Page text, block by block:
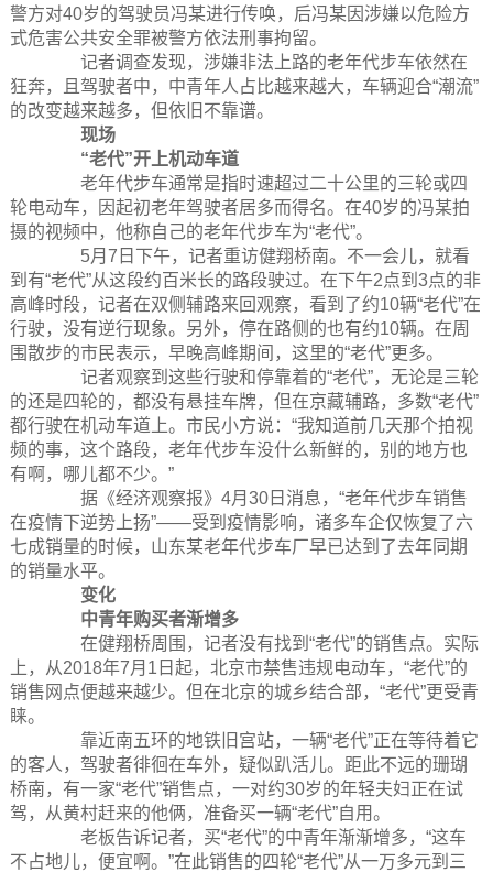
警方对40岁的驾驶员冯某进行传唤，后冯某因涉嫌以危险方
式危害公共安全罪被警方依法刑事拘留。
记者调查发现，涉嫌非法上路的老年代步车依然在
狂奔，且驾驶者中，中青年人占比越来越大，车辆迎合“潮流”
的改变越来越多，但依旧不靠谱。
现场
“老代”开上机动车道
老年代步车通常是指时速超过二十公里的三轮或四
轮电动车，因起初老年驾驶者居多而得名。在40岁的冯某拍
摄的视频中，他称自己的老年代步车为“老代”。
5月7日下午，记者重访健翔桥南。不一会儿，就看
到有“老代”从这段约百米长的路段驶过。在下午2点到3点的非
高峰时段，记者在双侧辅路来回观察，看到了约10辆“老代”在
行驶，没有逆行现象。另外，停在路侧的也有约10辆。在周
围散步的市民表示，早晚高峰期间，这里的“老代”更多。
记者观察到这些行驶和停靠着的“老代”，无论是三轮
的还是四轮的，都没有悬挂车牌，但在京藏辅路，多数“老代”
都行驶在机动车道上。市民小方说：“我知道前几天那个拍视
频的事，这个路段，老年代步车没什么新鲜的，别的地方也
有啊，哪儿都不少。”
据《经济观察报》4月30日消息，“老年代步车销售
在疫情下逆势上扬”——受到疫情影响，诸多车企仅恢复了六
七成销量的时候，山东某老年代步车厂早已达到了去年同期
的销量水平。
变化
中青年购买者渐增多
在健翔桥周围，记者没有找到“老代”的销售点。实际
上，从2018年7月1日起，北京市禁售违规电动车，“老代”的
销售网点便越来越少。但在北京的城乡结合部，“老代”更受青
睐。
靠近南五环的地铁旧宫站，一辆“老代”正在等待着它
的客人，驾驶者徘徊在车外，疑似趴活儿。距此不远的珊瑚
桥南，有一家“老代”销售点，一对约30岁的年轻夫妇正在试
驾，从黄村赶来的他俩，准备买一辆“老代”自用。
老板告诉记者，买“老代”的中青年渐渐增多，“这车
不占地儿，便宜啊。”在此销售的四轮“老代”从一万多元到三